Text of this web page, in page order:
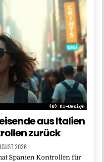
aus Italien
zurück
2026
Spanien Kontrollen für